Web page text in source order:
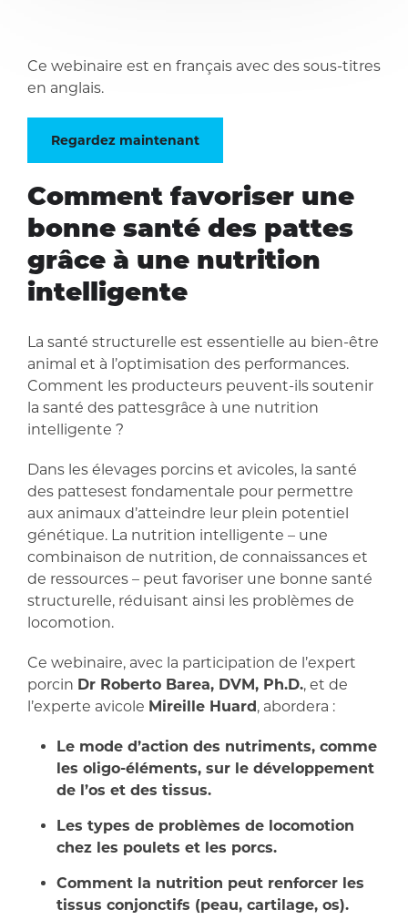
partager partager
Ce webinaire est en français avec des sous-titres
en anglais.
Regardez maintenant
Comment favoriser une
bonne santé des pattes
grâce à une nutrition
intelligente
La santé structurelle est essentielle au bien-être
animal et à l’optimisation des performances.
Comment les producteurs peuvent-ils soutenir
la santé des pattesgrâce à une nutrition
intelligente ?
Dans les élevages porcins et avicoles, la santé
des pattesest fondamentale pour permettre
aux animaux d’atteindre leur plein potentiel
génétique. La nutrition intelligente – une
combinaison de nutrition, de connaissances et
de ressources – peut favoriser une bonne santé
structurelle, réduisant ainsi les problèmes de
locomotion.
Ce webinaire, avec la participation de l’expert
porcin Dr Roberto Barea, DVM, Ph.D., et de
l’experte avicole Mireille Huard , abordera :
Le mode d’action des nutriments, comme
les oligo-éléments, sur le développement
de l’os et des tissus.
Les types de problèmes de locomotion
chez les poulets et les porcs.
Comment la nutrition peut renforcer les
tissus conjonctifs (peau, cartilage, os).